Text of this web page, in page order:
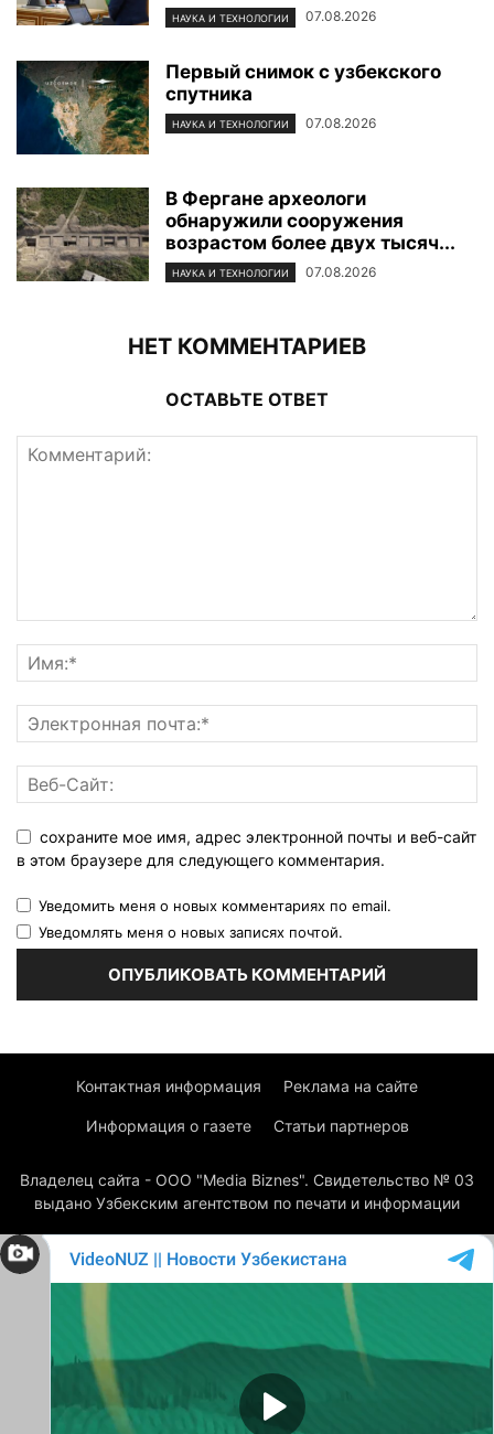
НАУКА И ТЕХНОЛОГИИ 07.08.2026
Первый снимок с узбекского
спутника
НАУКА И ТЕХНОЛОГИИ 07.08.2026
В Фергане археологи
обнаружили сооружения
возрастом более двух тысяч...
НАУКА И ТЕХНОЛОГИИ 07.08.2026
НЕТ КОММЕНТАРИЕВ
ОСТАВЬТЕ ОТВЕТ
сохраните мое имя, адрес электронной почты и веб-сайт
в этом браузере для следующего комментария.
Уведомить меня о новых комментариях по email.
Уведомлять меня о новых записях почтой.
Контактная информация Реклама на сайте
Информация о газете Статьи партнеров
Владелец сайта - ООО "Media Biznes". Свидетельство № 03
выдано Узбекским агентством по печати и информации